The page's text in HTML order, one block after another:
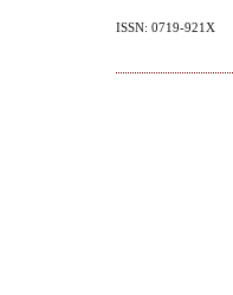
ISSN: 0719-921X